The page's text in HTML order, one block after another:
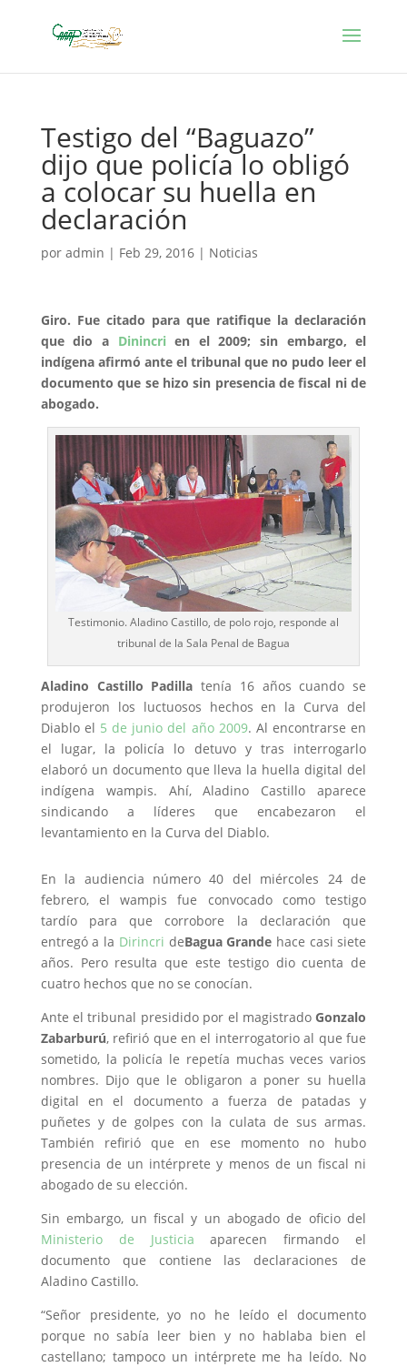
Testigo del “Baguazo”
dijo que policía lo obligó
a colocar su huella en
declaración
por admin | Feb 29, 2016| Noticias
Giro. Fue citado para que ratifique la declaración
que dio a Dinincri en el 2009; sin embargo, el
indígena afirmó ante el tribunal que no pudo leer el
documento que se hizo sin presencia de fiscal ni de
abogado.
Testimonio. Aladino Castillo, de polo rojo, responde al
tribunal de la Sala Penal de Bagua
Aladino Castillo Padilla tenía 16 años cuando se
produjeron los luctuosos hechos en la Curva del
Diablo el 5 de junio del año 2009. Al encontrarse en
el lugar, la policía lo detuvo y tras interrogarlo
elaboró un documento que lleva la huella digital del
indígena wampis. Ahí, Aladino Castillo aparece
sindicando a líderes que encabezaron el
levantamiento en la Curva del Diablo.
En la audiencia número 40 del miércoles 24 de
febrero, el wampis fue convocado como testigo
tardío para que corrobore la declaración que
entregó a la Dirincri deBagua Grande hace casi siete
años. Pero resulta que este testigo dio cuenta de
cuatro hechos que no se conocían.
Ante el tribunal presidido por el magistradoGonzalo
Zabarburú, refirió que en el interrogatorio al que fue
sometido, la policía le repetía muchas veces varios
nombres. Dijo que le obligaron a poner su huella
digital en el documento a fuerza de patadas y
puñetes y de golpes con la culata de sus armas.
También refirió que en ese momento no hubo
presencia de un intérprete y menos de un fiscal ni
abogado de su elección.
Sin embargo, un fiscal y un abogado de oficio del
Ministerio de Justicia aparecen firmando el
documento que contiene las declaraciones de
Aladino Castillo.
“Señor presidente, yo no he leído el documento
porque no sabía leer bien y no hablaba bien el
castellano; tampoco un intérprete me ha leído. No